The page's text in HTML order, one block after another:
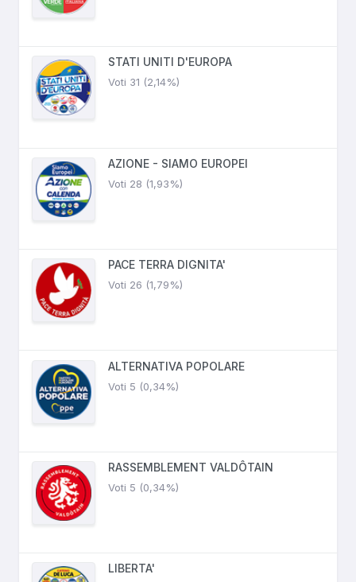
STATI UNITI D'EUROPA
Voti 31 (2,14%)
AZIONE - SIAMO EUROPEI
Voti 28 (1,93%)
PACE TERRA DIGNITA'
Voti 26 (1,79%)
ALTERNATIVA POPOLARE
Voti 5 (0,34%)
RASSEMBLEMENT VALDÔTAIN
Voti 5 (0,34%)
LIBERTA'